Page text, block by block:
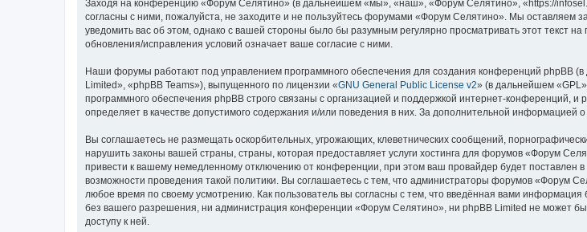
Заходя на конференцию «Форум Селятино» (в дальнейшем «мы», «наш», «Форум Селятино», «https://
согласны с ними, пожалуйста, не заходите и не пользуйтесь форумами «Форум Селятино». Мы оставляем
уведомить вас об этом, однако с вашей стороны было бы разумным регулярно просматривать этот текст
обновления/исправления условий означает ваше согласие с ними.
Наши форумы работают под управлением программного обеспечения для создания конференций phpBB
Limited», «phpBB Teams»), выпущенного по лицензии «GNU General Public License v2» (в дальнейшем
программного обеспечения phpBB строго связаны с организацией и поддержкой интернет-конференций,
определяет в качестве допустимого содержания и/или поведения в них. За дополнительной информацией
Вы соглашаетесь не размещать оскорбительных, угрожающих, клеветнических сообщений,
нарушить законы вашей страны, страны, которая предоставляет услуги хостинга для форумов «Форум
привести к вашему немедленному отключению от конференции, при этом ваш провайдер будет поставлен
возможности проведения такой политики. Вы соглашаетесь с тем, что администраторы форумов «Форум
любое время по своему усмотрению. Как пользователь вы согласны с тем, что введённая вами
без вашего разрешения, ни администрация конференции «Форум Селятино», ни phpBB Limited не может
доступу к ней.